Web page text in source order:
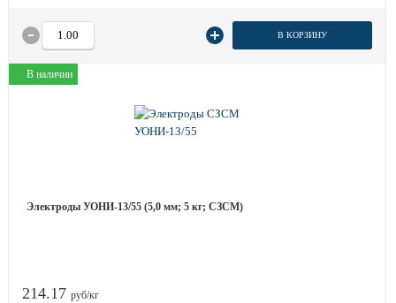
В КОРЗИНУ
В наличии
Электроды УОНИ-13/55 (5,0 мм; 5 кг; СЗСМ)
214.17 руб/кг